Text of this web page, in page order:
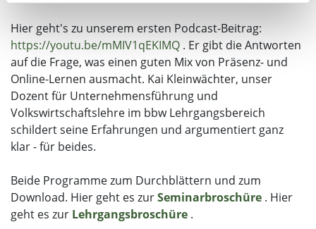
verarbeitet werden, und legen Sie Ihre Präferenzen im
Abschnitt Einzelheitenfest.
Wir verwenden Cookies, um Inhalte und Anzeigen zu
personalisieren, Funktionen für soziale Medien anbieten
zu können und die Zugriffe auf unsere Website zu
analysieren. Außerdem geben wir Informationen zu Ihrer
Verwendung unserer Website an unsere Partner für
Partner führen diese Informationen möglicherweise mit
weiteren Daten zusammen, die Sie ihnen bereitgestellt
haben oder die sie im Rahmen Ihrer Nutzung der Dienste
Hier geht's zu unserem ersten Podcast-Beitrag:
https://youtu.be/mMIV1qEKIMQ . Er gibt die Antworten
auf die Frage, was einen guten Mix von Präsenz- und
Online-Lernen ausmacht. Kai Kleinwächter, unser
Dozent für Unternehmensführung und
Volkswirtschaftslehre im bbw Lehrgangsbereich
schildert seine Erfahrungen und argumentiert ganz
klar - für beides.
Beide Programme zum Durchblättern und zum
Download. Hier geht es zurSeminarbroschüre . Hier
geht es zur Lehrgangsbroschüre .